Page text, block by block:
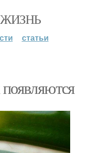
статьи